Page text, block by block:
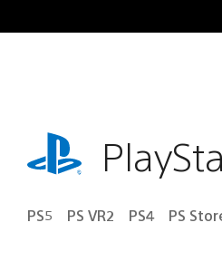
au
playstation.com
PS5 PS VR2 PS4 PS